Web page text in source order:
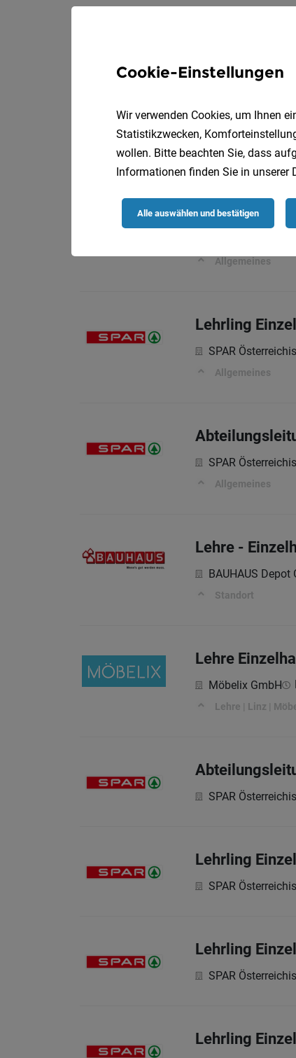
Filialleitung in
Lehrling
Maximarkt
Allgemeines
Lehrling
SPAR
Allgemeines
SPAR
Allgemeines
Lehre -
BAUHAUS Depot
Standort
Lehre
Möbelix GmbH
Lehre | Linz |
SPAR
Lehrling
SPAR
Lehrling
SPAR
Lehrling
Cookie-Einstellungen
Wir verwenden Cookies, um Ihnen
Statistikzwecken,
wollen. Bitte beachten Sie, dass
Informationen finden Sie in unserer
Alle auswählen und bestätigen